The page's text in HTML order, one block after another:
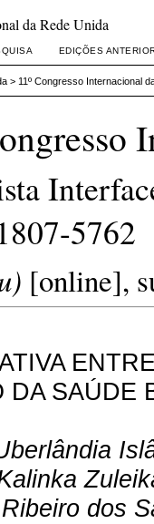
da Rede Unida
EDIÇÕES
> 11º Congresso Internacional
5762
[online],
DA SAÚDE
dos